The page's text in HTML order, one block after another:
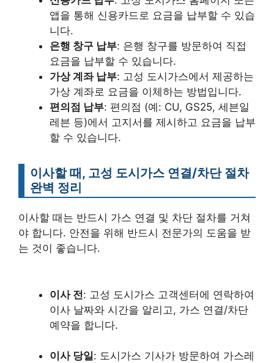
앱을 통해 신용카드로 요금을 납부할 수 있습
니다.
은행 창구 납부: 은행 창구를 방문하여 직접
요금을 납부할 수 있습니다.
가상 계좌 납부: 고성 도시가스에서 제공하는
가상 계좌로 요금을 이체하는 방법입니다.
편의점 납부: 편의점 (예: CU, GS25, 세븐일
레븐 등)에서 고지서를 제시하고 요금을 납부
할 수 있습니다.
이사할 때, 고성 도시가스 연결/차단 절차
완벽 정리
이사할 때는 반드시 가스 연결 및 차단 절차를 거쳐
야 합니다. 안전을 위해 반드시 전문가의 도움을 받
는 것이 좋습니다.
이사 전: 고성 도시가스 고객센터에 연락하여
이사 날짜와 시간을 알리고, 가스 연결/차단
예약을 합니다.
이사 당일: 도시가스 기사가 방문하여 가스레